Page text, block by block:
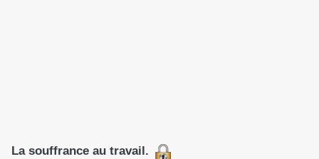
La souffrance au travail.